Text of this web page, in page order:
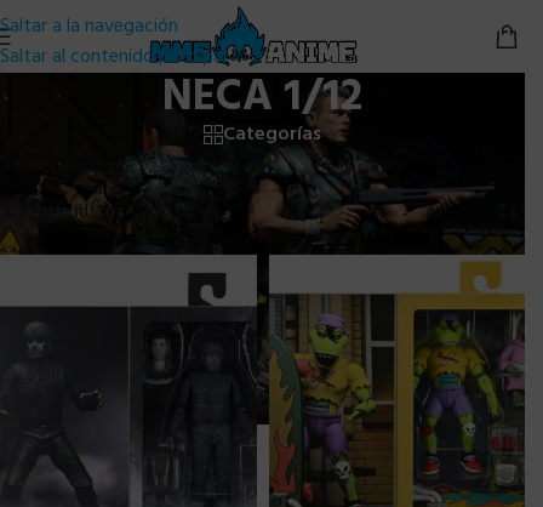
Saltar a la navegación
Saltar al contenido principal
NECA 1/12
Categorías
Neca 1/12 Mostrando 1–24 de 134 resultados
Abrir filtros